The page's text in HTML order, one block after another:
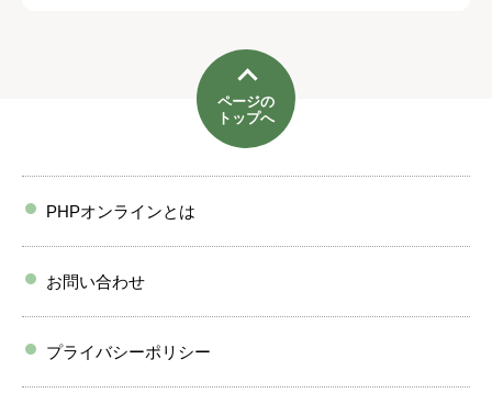
ページの
トップへ
PHPオンラインとは
お問い合わせ
プライバシーポリシー